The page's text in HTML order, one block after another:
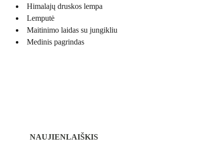
Himalajų druskos lempa
Lemputė
Maitinimo laidas su jungikliu
Medinis pagrindas
NAUJIENLAIŠKIS